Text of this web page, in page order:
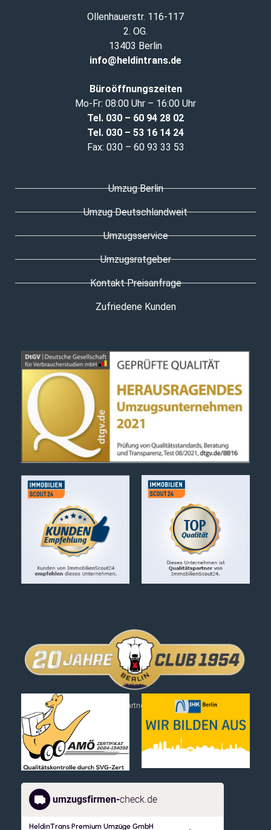
Ollenhauerstr. 116-117
2. OG.
13403 Berlin
info@heldintrans.de
Büroöffnungszeiten
Mo-Fr: 08:00 Uhr – 16:00 Uhr
Tel. 030 – 60 94 28 02
Tel. 030 – 53 16 14 24
Fax: 030 – 60 93 33 53
Umzug Berlin
Umzug Deutschlandweit
Umzugsservice
Umzugsratgeber
Kontakt Preisanfrage
Zufriedene Kunden
Wir sind offizieller Partner der Eisbären Berlin